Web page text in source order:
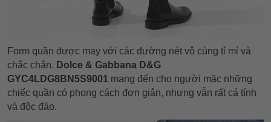
Form quần được may với các đường nét vô cùng tỉ mỉ và
chắc chắn. Dolce & Gabbana D&G
GYC4LDG8BN5S9001 mang đến cho người mặc những
chiếc quần có phong cách đơn giản, nhưng vẫn rất cá tính
và độc đáo.